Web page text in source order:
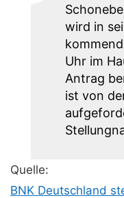
wird in
Uhr im
Antrag
ist von
Quelle:
BNK Deutschland